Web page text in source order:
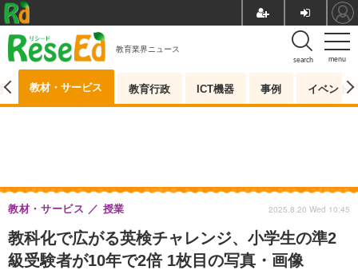
menu
search
教育業界ニュース
教材・サービス 教育行政 ICT機器 事例 イベント
教科化で広がる英検チャレンジ、小学生の準2
級受験者が10年で2倍 1枚目の写真・画像
教材・サービス 授業 2025.8.20 Wed 10:45